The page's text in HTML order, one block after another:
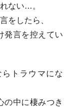
ない…。
をしたら、
発言を控えてい
トラウマにな
の中に棲みつき